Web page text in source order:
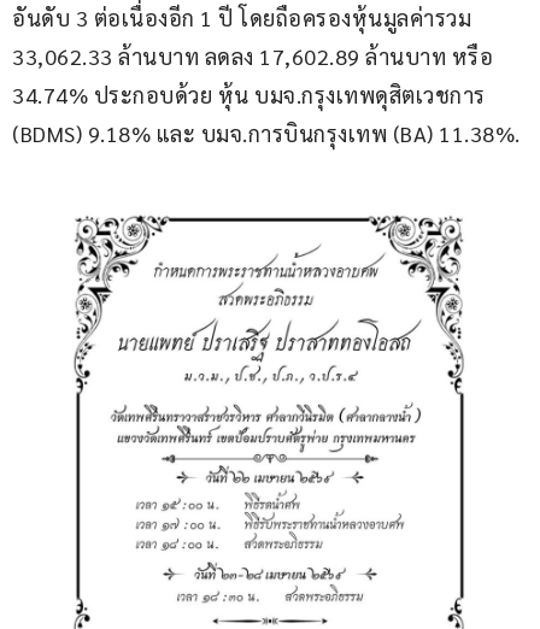
อันดับ 3 ต่อเนื่องอีก 1 ปี โดยถือครองหุ้นมูลค่ารวม
33,062.33 ล้านบาท ลดลง 17,602.89 ล้านบาท หรือ
34.74% ประกอบด้วย หุ้น บมจ.กรุงเทพดุสิตเวชการ
(BDMS) 9.18% และ บมจ.การบินกรุงเทพ (BA) 11.38%.